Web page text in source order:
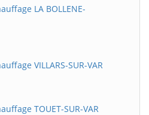
LA BOLLENE-
VILLARS-SUR-VAR
TOUET-SUR-VAR